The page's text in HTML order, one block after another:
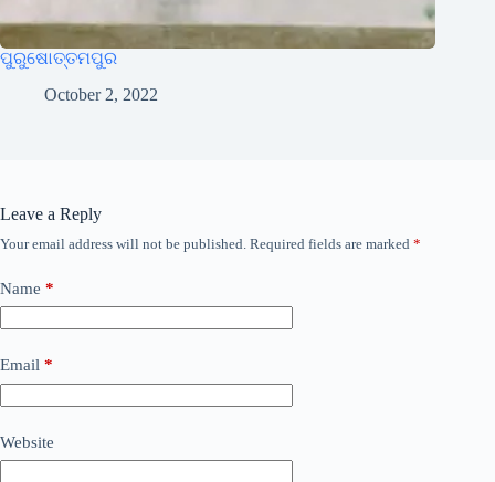
ପୁରୁଷୋତ୍ତମପୁର
October 2, 2022
Leave a Reply
Your email address will not be published. Required fields are marked *
Name *
Email *
Website